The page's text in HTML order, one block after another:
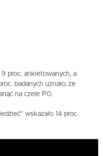
proc. ankietowanych, a
badanych uznało, że
na czele PO.
wskazało 14 proc.